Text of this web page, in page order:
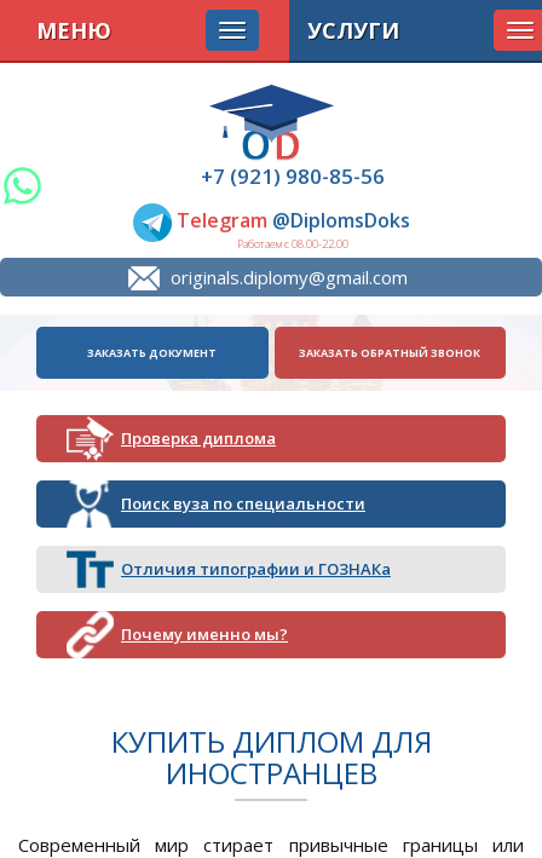
+7 (921) 980-85-56
Telegram @DiplomsDoks
Работаем с 08.00-22.00
originals.diplomy@gmail.com
МЕНЮ
ЗАКАЗАТЬ ДОКУМЕНТ ЗАКАЗАТЬ ОБРАТНЫЙ ЗВОНОК
Проверка диплома
Поиск вуза по специальности
Отличия типографии и ГОЗНАКа
Почему именно мы?
УСЛУГИ
КУПИТЬ ДИПЛОМ ДЛЯ
ИНОСТРАНЦЕВ
Современный мир стирает привычные границы или